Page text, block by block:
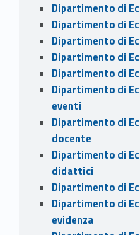
Dipartimento di
Dipartimento di
Dipartimento di
Dipartimento di
Dipartimento di
Dipartimento di
eventi
Dipartimento di
docente
Dipartimento di
didattici
Dipartimento di
Dipartimento di
evidenza